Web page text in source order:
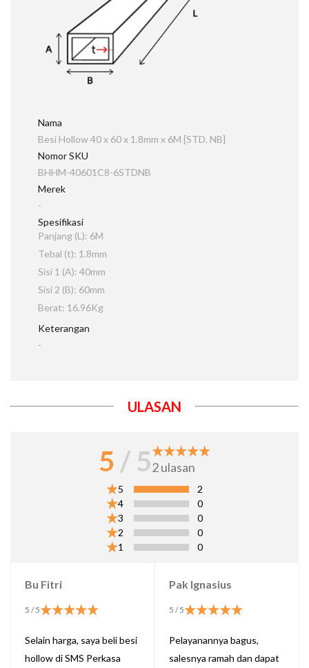
Nama
Besi Hollow 40 x 60 x 1.8mm x 6M [STD, NB]
Nomor SKU
BHHM-40601C8-6STDNB
Merek
-
Spesifikasi
Panjang (L): 6M
Tebal (t): 1.8mm
Sisi 1 (A): 40mm
Sisi 2 (B): 60mm
Berat: 16.96Kg
Keterangan
-
ULASAN
5 / 52ulasan
5
2
4
0
3
0
2
0
1
0
Bu Fitri
5 / 5
Selain harga, saya beli besi
hollow di SMS Perkasa
Pak Ignasius
5 / 5
Pelayanannya bagus,
salesnya ramah dan dapat